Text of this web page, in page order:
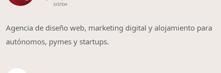
Agencia de diseño web, marketing digital y alojamiento para
autónomos, pymes y startups.